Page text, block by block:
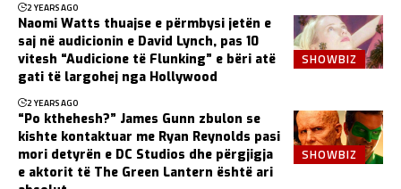
2 YEARS AGO
SHOWBIZ
Naomi Watts thuajse e përmbysi jetën e
saj në audicionin e David Lynch, pas 10
vitesh “Audicione të Flunking” e bëri atë
gati të largohej nga Hollywood
2 YEARS AGO
SHOWBIZ
“Po kthehesh?” James Gunn zbulon se
kishte kontaktuar me Ryan Reynolds pasi
mori detyrën e DC Studios dhe përgjigja
e aktorit të The Green Lantern është ari